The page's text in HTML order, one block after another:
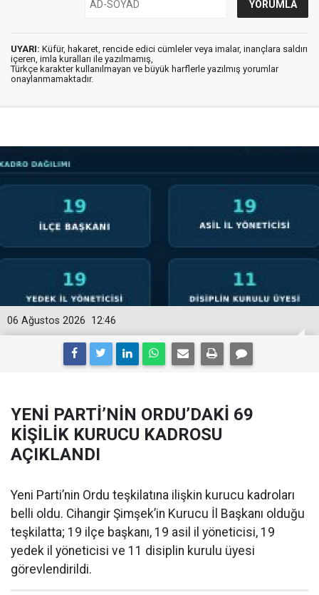
UYARI: Küfür, hakaret, rencide edici cümleler veya imalar, inançlara saldırı
içeren, imla kuralları ile yazılmamış,
Türkçe karakter kullanılmayan ve büyük harflerle yazılmış yorumlar
onaylanmamaktadır.
12:46
06 Ağustos 2026
YENİ PARTİ’NİN ORDU’DAKİ 69
KİŞİLİK KURUCU KADROSU
AÇIKLANDI
Yeni Parti’nin Ordu teşkilatına ilişkin kurucu kadroları
belli oldu. Cihangir Şimşek’in Kurucu İl Başkanı olduğu
teşkilatta; 19 ilçe başkanı, 19 asil il yöneticisi, 19
yedek il yöneticisi ve 11 disiplin kurulu üyesi
görevlendirildi.